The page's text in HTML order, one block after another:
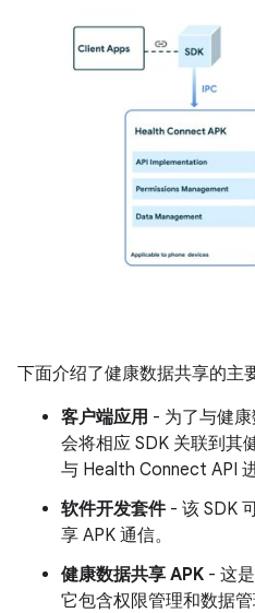
下面介绍了健康数据共享的主
客户端应用 - 为了与健
会将相应 SDK 关联到其
与 Health Connect API
软件开发套件- 该 SDK
享 APK 通信。
健康数据共享 APK - 这
它包含权限管理和数据